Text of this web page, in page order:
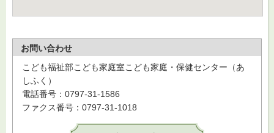
お問い合わせ
こども福祉部こども家庭室こども家庭・保健センター（あ
しふく）
電話番号：0797-31-1586
ファクス番号：0797-31-1018